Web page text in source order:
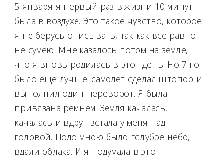
5 января я первый раз в жизни 10 минут
была в воздухе. Это такое чувство, которое
я не берусь описывать, так как все равно
не сумею. Мне казалось потом на земле,
что я вновь родилась в этот день. Но 7-го
было еще лучше: самолет сделал штопор и
выполнил один переворот. Я была
привязана ремнем. Земля качалась,
качалась и вдруг встала у меня над
головой. Подо мною было голубое небо,
вдали облака. И я подумала в это